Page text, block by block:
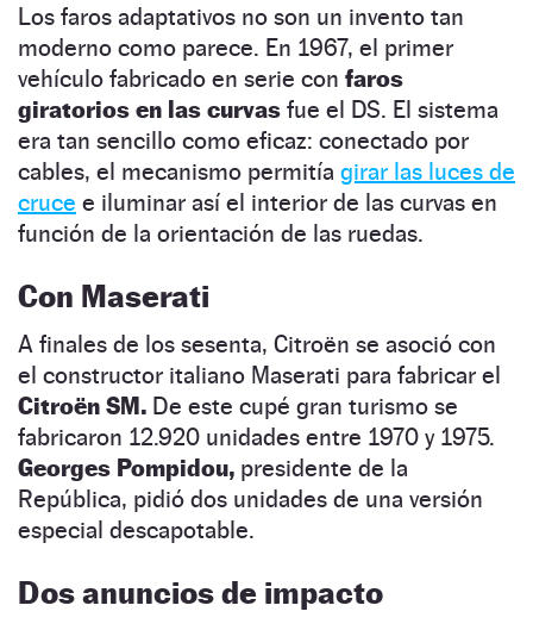
Los faros adaptativos no son un invento tan
moderno como parece. En 1967, el primer
vehículo fabricado en serie con faros
giratorios en las curvas fue el DS. El sistema
era tan sencillo como eficaz: conectado por
cables, el mecanismo permitía girar las luces de
cruce e iluminar así el interior de las curvas en
función de la orientación de las ruedas.
Con Maserati
A finales de los sesenta, Citroën se asoció con
el constructor italiano Maserati para fabricar el
Citroën SM. De este cupé gran turismo se
fabricaron 12.920 unidades entre 1970 y 1975.
Georges Pompidou, presidente de la
República, pidió dos unidades de una versión
especial descapotable.
Dos anuncios de impacto